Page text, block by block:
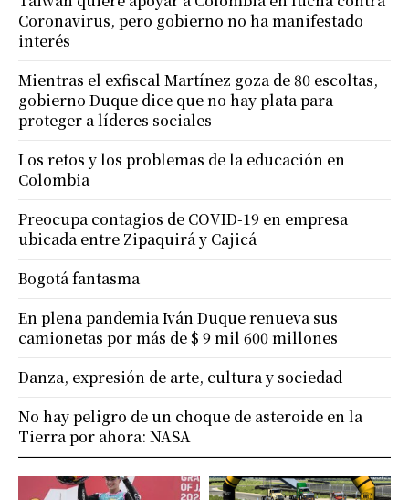
Coronavirus, pero gobierno no ha manifestado
interés
Mientras el exfiscal Martínez goza de 80 escoltas,
gobierno Duque dice que no hay plata para
proteger a líderes sociales
Los retos y los problemas de la educación en
Colombia
Preocupa contagios de COVID-19 en empresa
ubicada entre Zipaquirá y Cajicá
Bogotá fantasma
En plena pandemia Iván Duque renueva sus
camionetas por más de $ 9 mil 600 millones
Danza, expresión de arte, cultura y sociedad
No hay peligro de un choque de asteroide en la
Tierra por ahora: NASA